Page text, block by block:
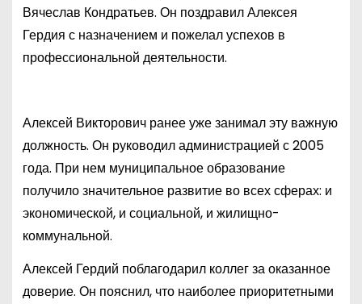
Вячеслав Кондратьев. Он поздравил Алексея
Гердия с назначением и пожелал успехов в
профессиональной деятельности.
Алексей Викторович ранее уже занимал эту важную
должность. Он руководил администрацией с 2005
года. При нем муниципальное образование
получило значительное развитие во всех сферах: и
экономической, и социальной, и жилищно-
коммунальной.
Алексей Гердий поблагодарил коллег за оказанное
доверие. Он пояснил, что наиболее приоритетными